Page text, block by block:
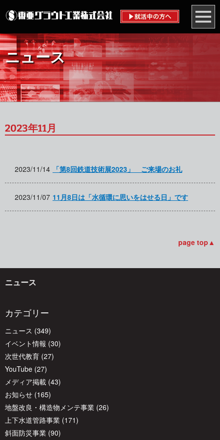
ニュース
2023年11月
2023/11/14 「第8回鉄道技術展2023」 ご来場のお礼
2023/11/07 11月8日は「水循環に思いをはせる日」です
page top▲
ニュース
カテゴリー
ニュース (349)
イベント情報 (30)
次世代教育 (27)
YouTube (27)
メディア掲載 (43)
お知らせ (165)
地盤改良・構造物メンテ事業 (26)
上下水道管路事業 (171)
斜面防災事業 (90)